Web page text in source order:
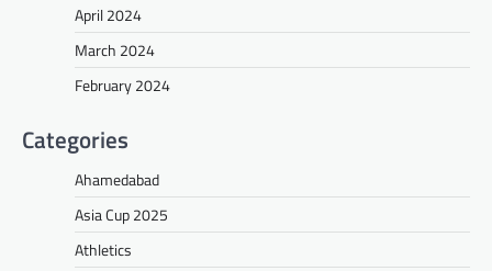
April 2024
March 2024
February 2024
Categories
Ahamedabad
Asia Cup 2025
Athletics